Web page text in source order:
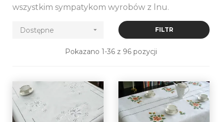
wszystkim sympatykom wyrobów z lnu.
Dostępne  FILTR
Pokazano 1-36 z 96 pozycji